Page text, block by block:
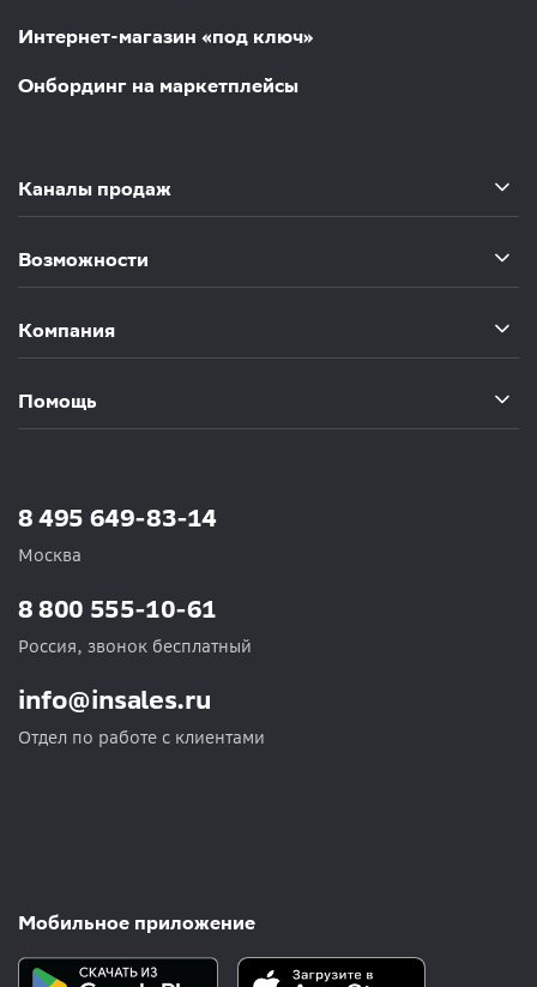
Интернет-магазин «под ключ»
Онбординг на маркетплейсы
Каналы продаж
Возможности
Компания
Помощь
8 495 649-83-14
Москва
info@insales.ru
Отдел по работе с клиентами
8 800 555-10-61
Россия, звонок бесплатный
Мобильное приложение